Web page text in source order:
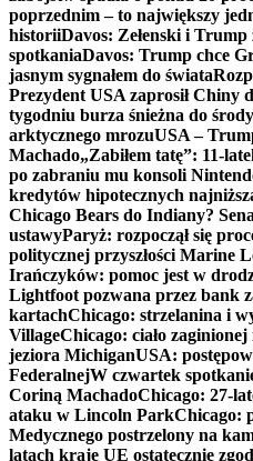
poprzednim – to największy
historiiDavos: Zełenski i Trump
spotkaniaDavos: Trump chce
jasnym sygnałem do świata
Prezydent USA zaprosił Chiny
tygodniu burza śnieżna do
arktycznego mrozuUSA –
Machado„Zabiłem tatę”: 11-
po zabraniu mu konsoli
kredytów hipotecznych
Chicago Bears do Indiany?
ustawyParyż: rozpoczął się
politycznej przyszłości Marine
Irańczyków: pomoc jest w
Lightfoot pozwana przez bank
kartachChicago: strzelanina i
VillageChicago: ciało
jeziora MichiganUSA:
FederalnejW czwartek
Coriną MachadoChicago: 27-
ataku w Lincoln ParkChicago:
Medycznego postrzelony na
latach kraje UE ostatecznie